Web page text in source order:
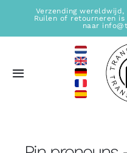
Verzending
Ruilen of retourneren is
naar
Toggle